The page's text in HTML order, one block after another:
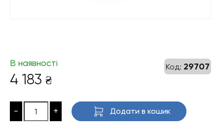
Код: 29707
В наявності
4 183 ₴
- + Додати в кошик